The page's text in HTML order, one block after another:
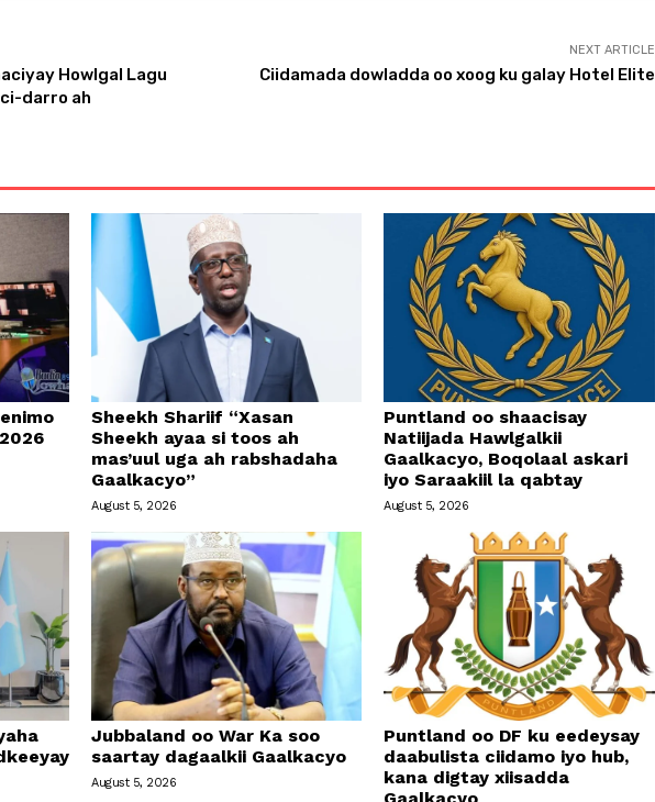
Howlgal Lagu
darro ah
NEXT ARTICLE
Ciidamada dowladda oo xoog ku galay Hotel Elite
Sheekh Shariif “Xasan
Sheekh ayaa si toos ah
mas’uul uga ah rabshadaha
Gaalkacyo”
August 5, 2026
Puntland oo shaacisay
Natiijada Hawlgalkii
Gaalkacyo, Boqolaal askari
iyo Saraakiil la qabtay
August 5, 2026
Jubbaland oo War Ka soo
saartay dagaalkii Gaalkacyo
August 5, 2026
Puntland oo DF ku eedeysay
daabulista ciidamo iyo hub,
kana digtay xiisadda